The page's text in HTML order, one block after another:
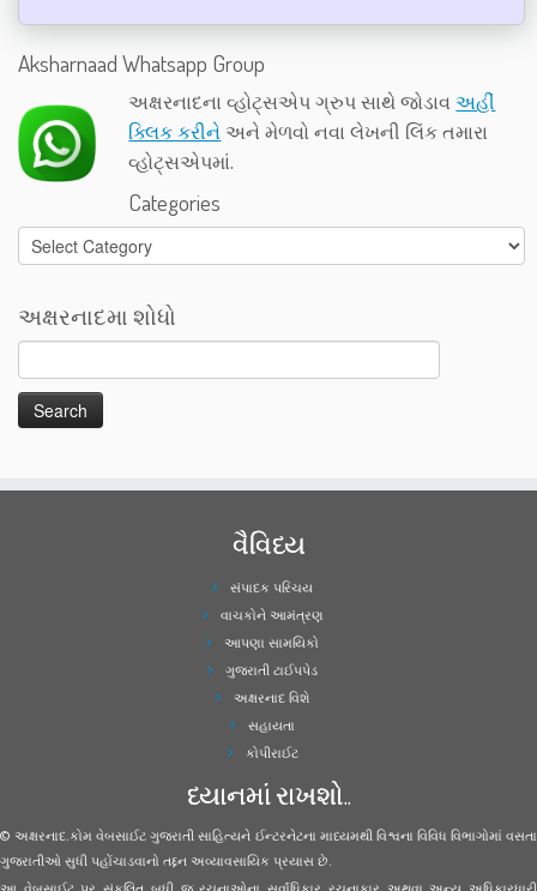
Aksharnaad Whatsapp Group
અક્ષરનાદના વ્હોટ્સએપ ગ્રુપ સાથે જોડાવઅહીં
ક્લિક કરીને અને મેળવો નવા લેખની લિંક તમારા
વ્હોટ્સએપમાં.
Categories
Categories
અક્ષરનાદમા શોધો
વૈવિધ્ય
સંપાદક પરિચય
વાચકોને આમંત્રણ
આપણા સામયિકો
ગુજરાતી ટાઈપપેડ
અક્ષરનાદ વિશે
સહાયતા
કોપીરાઈટ
ધ્યાનમાં રાખશો..
© અક્ષરનાદ.કોમ વેબસાઈટ ગુજરાતી સાહિત્યને ઈન્ટરનેટના માધ્યમથી વિશ્વના વિવિધ વિભાગોમાં વસતા
ગુજરાતીઓ સુધી પહોંચાડવાનો તદ્દન અવ્યાવસાયિક પ્રયાસ છે.